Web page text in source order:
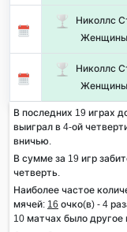
Николлс
Женщины
Николлс
Женщины
В последних 19 играх
выиграл в 4-ой
вничью.
В сумме за 19 игр
четверть.
Наиболее частое
мячей: 16 очко(в) - 4
10 матчах было другое